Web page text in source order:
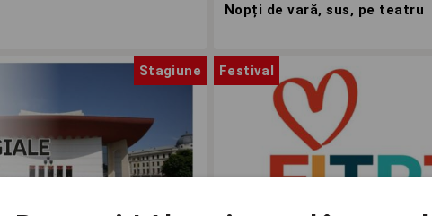
Nopți de vară, sus, pe teatru
Stagiune Festival